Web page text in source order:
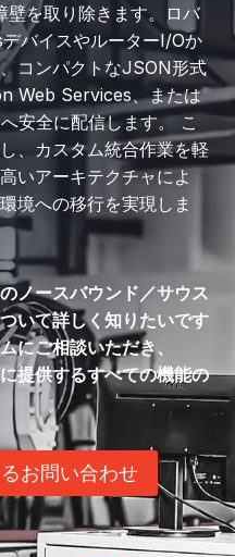
壁を取り除きます。ロバ
バイスやルーターI/Oか
コンパクトなJSON形式
Web Services、または
安全に配信します。 こ
、カスタム統合作業を軽
いアーキテクチャによ
境への移行を実現しま
ノースバウンド／サウス
いて詳しく知りたいです
にご相談いただき、
提供するすべての機能の
お問い合わせ